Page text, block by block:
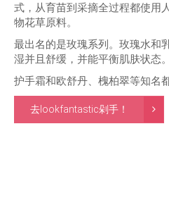
式，从育苗到采摘全过程都使用
物花草原料。
最出名的是玫瑰系列。玫瑰水和
湿并且舒缓，并能平衡肌肤状态。
护手霜和欧舒丹、槐柏翠等知名
去lookfantastic剁手！